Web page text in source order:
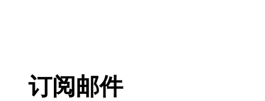
订阅邮件